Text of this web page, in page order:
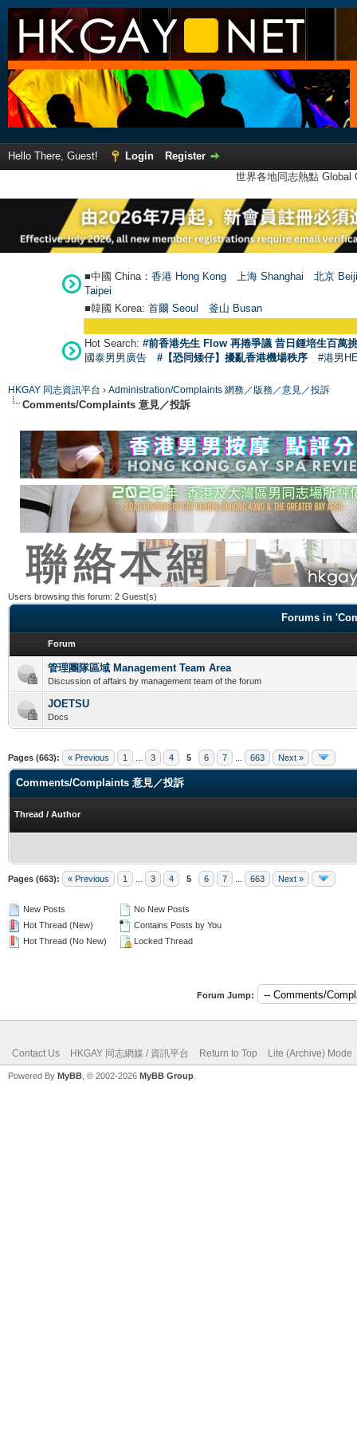
Hello There, Guest! Login
Register
世界各地同志熱點
■中國 China： 香港 Hong Kong 上海 Shanghai
北京
Taipei
■韓國 Korea: 首爾 Seoul 釜山 Busan
Hot Search: #前香港先生 Flow 再捲爭議 昔日鍾培生百萬
國泰男男廣告
#【恐同矮仔】擾亂香港機場秩序 #港男
HKGAY 同志資訊平台 › Administration/Complaints 網務／版務／意見／投訴
Comments/Complaints 意見／投訴
Users browsing this forum: 2 Guest(s)
Forums in
Forum
管理團隊區域 Management Team Area
Discussion of affairs by management team of the forum
JOETSU
Docs
Pages (663): « Previous 1 3 4 5 6 7 663 Next »
Comments/Complaints 意見／投訴
Thread / Author
Pages (663): « Previous 1 3 4 5 6 7 663 Next »
New Posts
Hot Thread (New)
Hot Thread (No New)
No New Posts
Contains Posts by You
Locked Thread
Forum Jump:
Contact Us HKGAY 同志網媒 / 資訊平台 Return to Top Lite (Archive) Mode
Powered By MyBB , © 2002-2026 MyBB Group